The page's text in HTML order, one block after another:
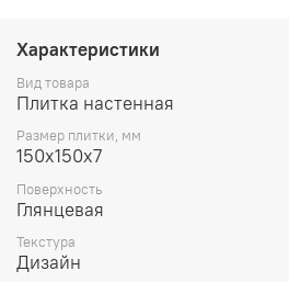
Характеристики
Вид товара
Плитка настенная
Размер плитки, мм
150х150х7
Поверхность
Глянцевая
Текстура
Дизайн